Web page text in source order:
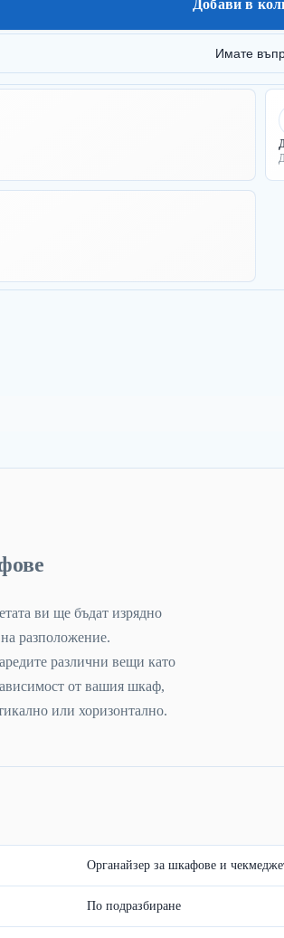
Добави в
Имате
ви ще бъдат изрядно
разположение.
различни вещи като
от вашия шкаф,
или хоризонтално.
Органайзер за шкафове и
По подразбиране